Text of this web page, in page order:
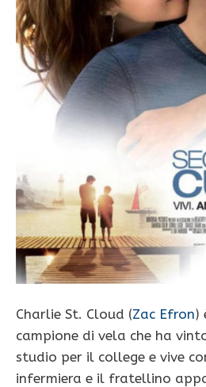
Charlie St. Cloud (Zac Efron)
campione di vela che ha
studio per il college e vive
infermiera e il fratellino